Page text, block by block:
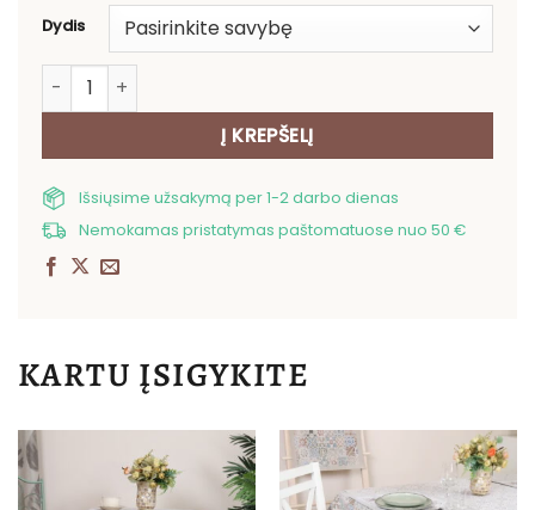
through
20,00 €
Dydis
produkto kiekis: Stalo takelis Malaga
Į KREPŠELĮ
Išsiųsime užsakymą per 1-2 darbo dienas
Nemokamas pristatymas paštomatuose nuo 50 €
KARTU ĮSIGYKITE